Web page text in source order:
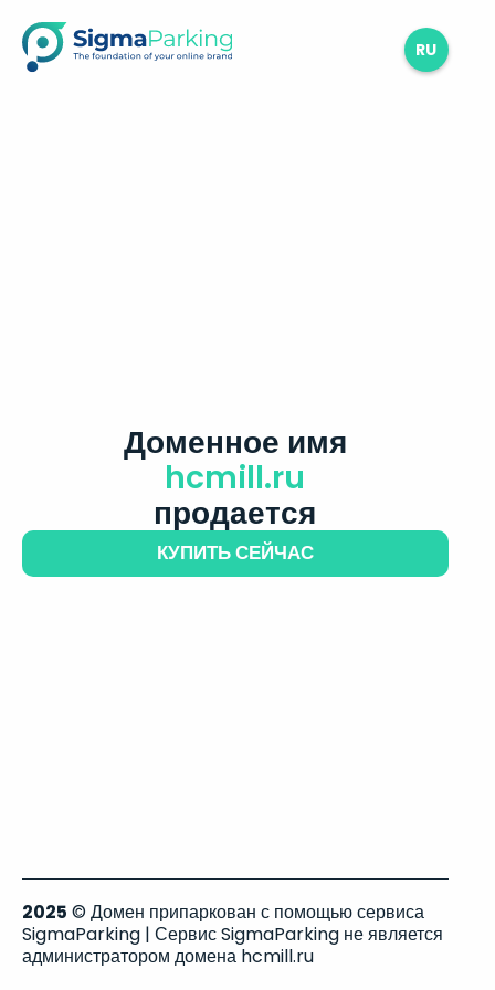
RU
Доменное имя
hcmill.ru
продается
КУПИТЬ СЕЙЧАС
2025 © Домен припаркован с помощью сервиса
SigmaParking | Сервис SigmaParking не является
администратором домена hcmill.ru